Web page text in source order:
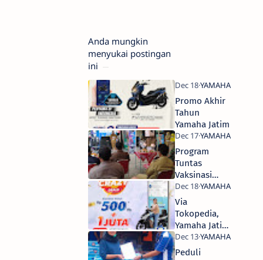
Anda mungkin
menyukai postingan
ini
Promo Akhir
Tahun
Yamaha Jatim
Program
Tuntas
Vaksinasi
Klaten
Berhadiah
Motor
Yamaha
Via
Tokopedia,
Yamaha Jatim
Bagi Diskon
Jutaan
Peduli